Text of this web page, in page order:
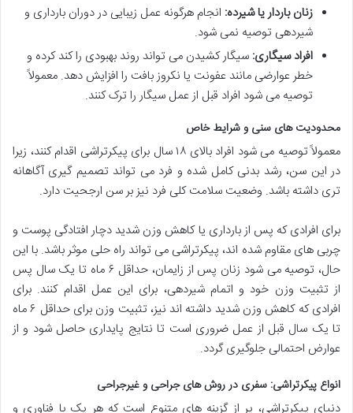
زنان باردار یا شیرده: انجام هرگونه عمل زیبایی در دوران بارداری و
شیردهی توصیه نمی شود.
افراد سیگاری: سیگار کشیدن می تواند روند بهبودی را کند کرده و
خطر عوارضی مانند عفونت یا نکروز بافت را افزایش دهد. معمولاً
توصیه می شود افراد قبل از عمل سیگار را ترک کنند.
محدودیت های سنی و شرایط خاص
معمولاً توصیه می شود افراد بالای ۱۸ سال برای پیکرتراشی اقدام کنند، زیرا
در این سن، رشد بدنی کامل شده و فرد می تواند تصمیم گیری آگاهانه
تری داشته باشد. وضعیت سلامت کلی فرد نیز بر سن ارجحیت دارد.
برای افرادی که پس از بارداری یا کاهش وزن شدید دچار افتادگی پوست و
چربی های مقاوم شده اند، پیکرتراشی می تواند راه حلی موثر باشد. با این
حال، توصیه می شود زنان پس از زایمان، حداقل ۶ ماه تا یک سال پس
از تثبیت وزن خود و اتمام شیردهی، برای این عمل اقدام کنند. برای
افرادی که کاهش وزن شدید داشته اند نیز، تثبیت وزن برای حداقل ۶ ماه
تا یک سال قبل از عمل ضروری است تا نتایج پایداری حاصل شود و از
عوارض احتمالی جلوگیری گردد.
انواع پیکرتراشی: سفری در روش های جراحی و غیرجراحی
دنیای پیکرتراشی، پر از گزینه های متنوع است که هر یک با فناوری و